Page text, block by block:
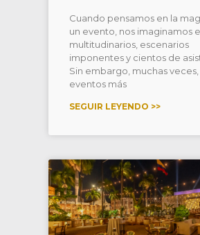
Cuando pensamos en la
un evento, nos imaginamos
multitudinarios, escenarios
imponentes y cientos de
Sin embargo, muchas veces,
eventos más
SEGUIR LEYENDO >>